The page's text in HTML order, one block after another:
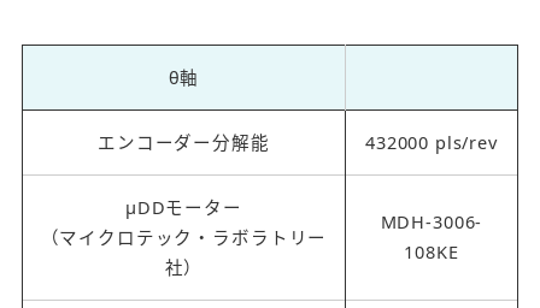
θ軸
エンコーダー分解能 432000 pls/rev
μDDモーター
（マイクロテック・ラボラトリー
社）
MDH-3006-
108KE